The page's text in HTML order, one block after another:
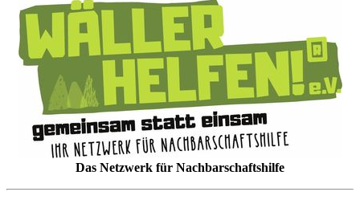
Das Netzwerk für Nachbarschaftshilfe